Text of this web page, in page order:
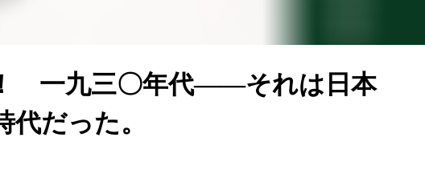
一九三〇年代――それは日本
だった。